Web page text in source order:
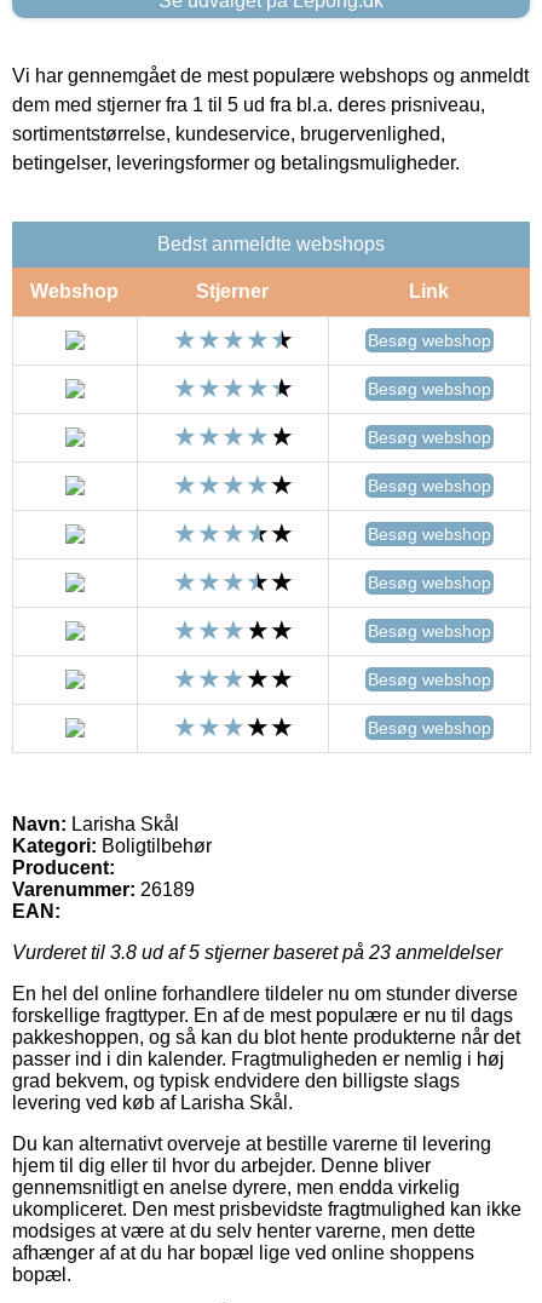
Vi har gennemgået de mest populære webshops og anmeldt
dem med stjerner fra 1 til 5 ud fra bl.a. deres prisniveau,
sortimentstørrelse, kundeservice, brugervenlighed,
betingelser, leveringsformer og betalingsmuligheder.
Bedst anmeldte webshops
Webshop Stjerner Link
Besøg webshop
Besøg webshop
Besøg webshop
Besøg webshop
Besøg webshop
Besøg webshop
Besøg webshop
Besøg webshop
Besøg webshop
Navn: Larisha Skål
Kategori: Boligtilbehør
Producent:
Varenummer: 26189
EAN:
Vurderet til 3.8 ud af 5 stjerner baseret på 23 anmeldelser
En hel del online forhandlere tildeler nu om stunder diverse
forskellige fragttyper. En af de mest populære er nu til dags
pakkeshoppen, og så kan du blot hente produkterne når det
passer ind i din kalender. Fragtmuligheden er nemlig i høj
grad bekvem, og typisk endvidere den billigste slags
levering ved køb af Larisha Skål.
Du kan alternativt overveje at bestille varerne til levering
hjem til dig eller til hvor du arbejder. Denne bliver
gennemsnitligt en anelse dyrere, men endda virkelig
ukompliceret. Den mest prisbevidste fragtmulighed kan ikke
modsiges at være at du selv henter varerne, men dette
afhænger af at du har bopæl lige ved online shoppens
bopæl.